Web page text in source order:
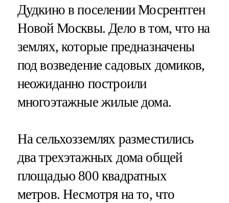
Дудкино в поселении Мосрентген
Новой Москвы. Дело в том, что на
землях, которые предназначены
под возведение садовых домиков,
неожиданно построили
многоэтажные жилые дома.
На сельхозземлях разместились
два трехэтажных дома общей
площадью 800 квадратных
метров. Несмотря на то, что